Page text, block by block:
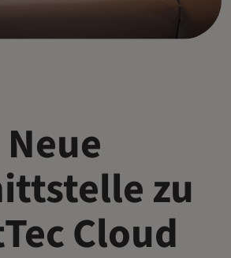
Neue
zu
Cloud